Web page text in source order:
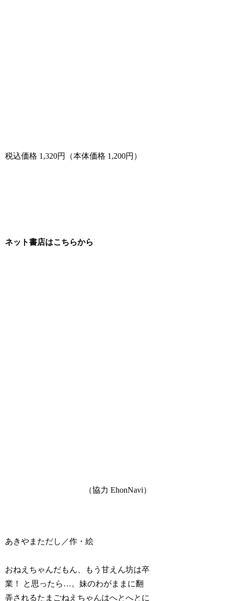
税込価格 1,320円（本体価格 1,200円）
ネット書店はこちらから
（協力 EhonNavi）
あきやまただし／作・絵
おねえちゃんだもん、もう甘えん坊は卒
業！ と思ったら…。妹のわがままに翻
弄されるたまごねえちゃんはへとへとに